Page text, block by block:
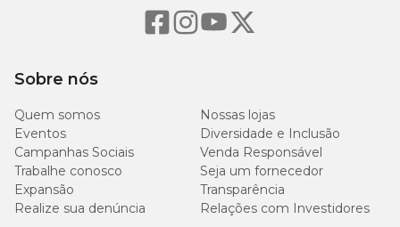
Sobre nós
Quem somos
Nossas lojas
Eventos
Diversidade e Inclusão
Campanhas Sociais
Venda Responsável
Trabalhe conosco
Seja um fornecedor
Expansão
Transparência
Realize sua denúncia
Relações com Investidores